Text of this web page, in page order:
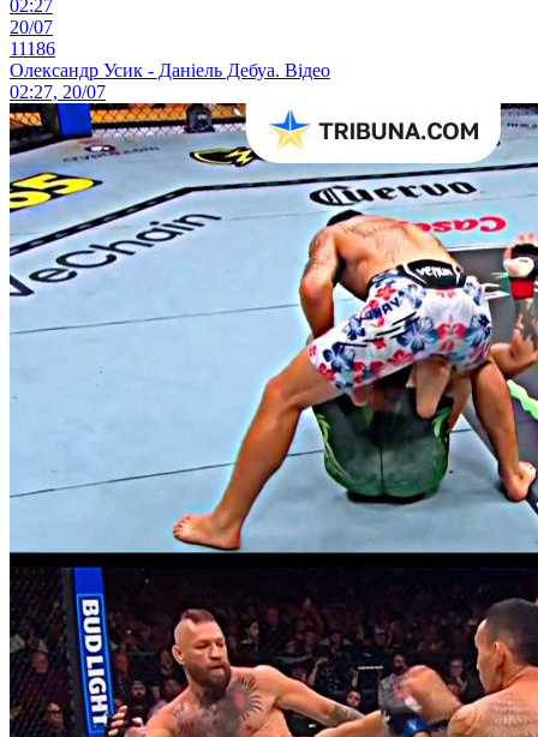
02:27
20/07
11186
Олександр Усик - Даніель Дебуа. Відео
02:27, 20/07